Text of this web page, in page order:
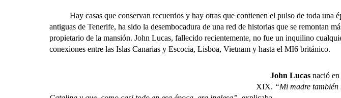
Hay casas que conservan recuerdos y hay otras que contienen el pulso de toda una
antiguas de Tenerife, ha sido la desembocadura de una red de historias que se remontan
propietario de la mansión. John Lucas, fallecido recientemente, no fue un inquilino
conexiones entre las Islas Canarias y Escocia, Lisboa, Vietnam y hasta el MI6 británico.
John Lucas nació
XIX. “Mi madre